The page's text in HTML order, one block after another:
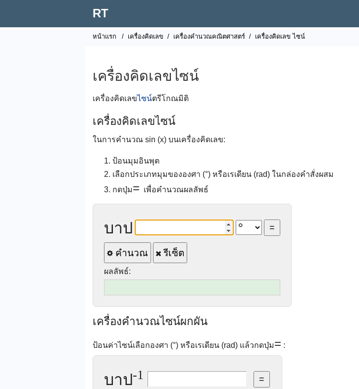
RT
หน้าแรก / เครื่องคิดเลข / เครื่องคำนวณคณิตศาสตร์ / เครื่องคิดเลข ไซน์
เครื่องคิดเลขไซน์
เครื่องคิดเลขไซน์ตรีโกณมิติ
เครื่องคิดเลขไซน์
ในการคำนวณ sin (x) บนเครื่องคิดเลข:
ป้อนมุมอินพุต
เลือกประเภทมุมขององศา (°) หรือเรเดียน (rad) ในกล่องคำสั่งผสม
กดปุ่ม= เพื่อคำนวณผลลัพธ์
บาป
คำนวณ รีเซ็ต
ผลลัพธ์:
เครื่องคำนวณไซน์ผกผัน
ป้อนค่าไซน์เลือกองศา (°) หรือเรเดียน (rad) แล้วกดปุ่ม= :
บาป-1